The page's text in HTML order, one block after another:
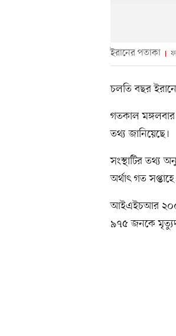
ইরানের পতাকা
চলতি বছর
গতকাল
তথ্য জানিয়েছে।
সংস্থাটির তথ্য
অর্থাৎ গত
আইএইচআর ২০০৮
৯৭৫ জনকে